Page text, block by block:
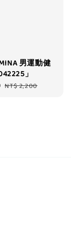
男運動健
」
Regular
NT$ 2,200